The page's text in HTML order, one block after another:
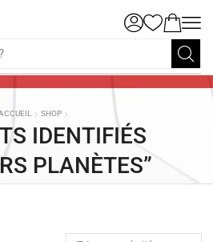
SHOP
IDENTIFIÉS
PLANÈTES”